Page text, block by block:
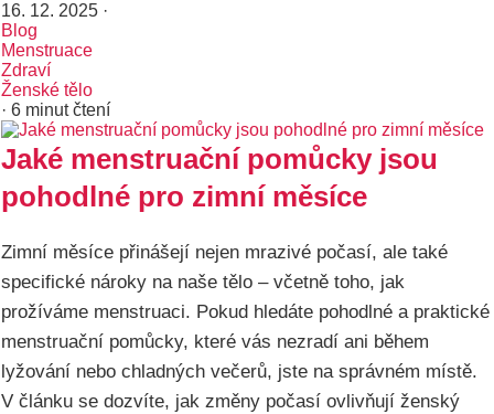
16. 12. 2025 ·
Blog
Menstruace
Zdraví
Ženské tělo
· 6 minut čtení
Jaké menstruační pomůcky jsou
pohodlné pro zimní měsíce
Zimní měsíce přinášejí nejen mrazivé počasí, ale také
specifické nároky na naše tělo – včetně toho, jak
prožíváme menstruaci. Pokud hledáte pohodlné a praktické
menstruační pomůcky, které vás nezradí ani během
lyžování nebo chladných večerů, jste na správném místě.
V článku se dozvíte, jak změny počasí ovlivňují ženský